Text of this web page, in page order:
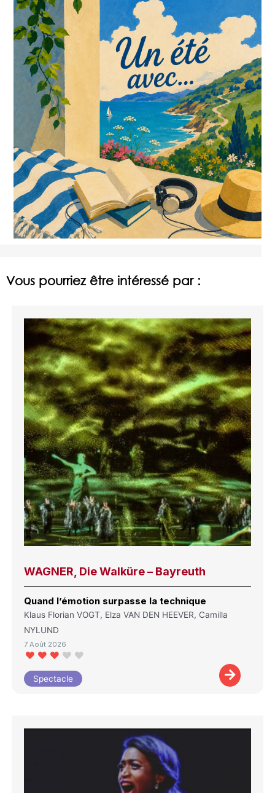
Vous pourriez être intéressé par :
WAGNER, Die Walküre – Bayreuth
Quand l’émotion surpasse la technique
Klaus Florian VOGT, Elza VAN DEN HEEVER, Camilla
NYLUND
7 Août 2026
Spectacle